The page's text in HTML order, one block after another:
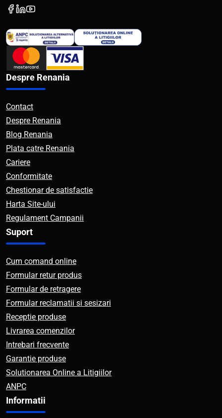
Despre Renania
Contact
Despre Renania
Blog Renania
Plata catre Renania
Cariere
Conformitate
Chestionar de satisfactie
Harta Site-ului
Regulament Campanii
Suport
Cum comand online
Formular retur produs
Formular de retragere
Formular reclamatii si sesizari
Receptie produse
Livrarea comenzilor
Intrebari frecvente
Garantie produse
Solutionarea Online a Litigiilor
ANPC
Informatii